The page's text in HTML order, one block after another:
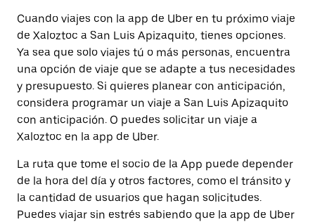
Cuando viajes con la app de Uber en tu próximo viaje
de Xaloztoc a San Luis Apizaquito, tienes opciones.
Ya sea que solo viajes tú o más personas, encuentra
una opción de viaje que se adapte a tus necesidades
y presupuesto. Si quieres planear con anticipación,
considera programar un viaje a San Luis Apizaquito
con anticipación. O puedes solicitar un viaje a
Xaloztoc en la app de Uber.
La ruta que tome el socio de la App puede depender
de la hora del día y otros factores, como el tránsito y
la cantidad de usuarios que hagan solicitudes.
Puedes viajar sin estrés sabiendo que la app de Uber